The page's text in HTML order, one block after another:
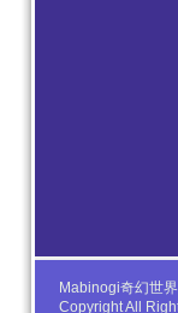
Mabinogi奇幻世
Copyright All